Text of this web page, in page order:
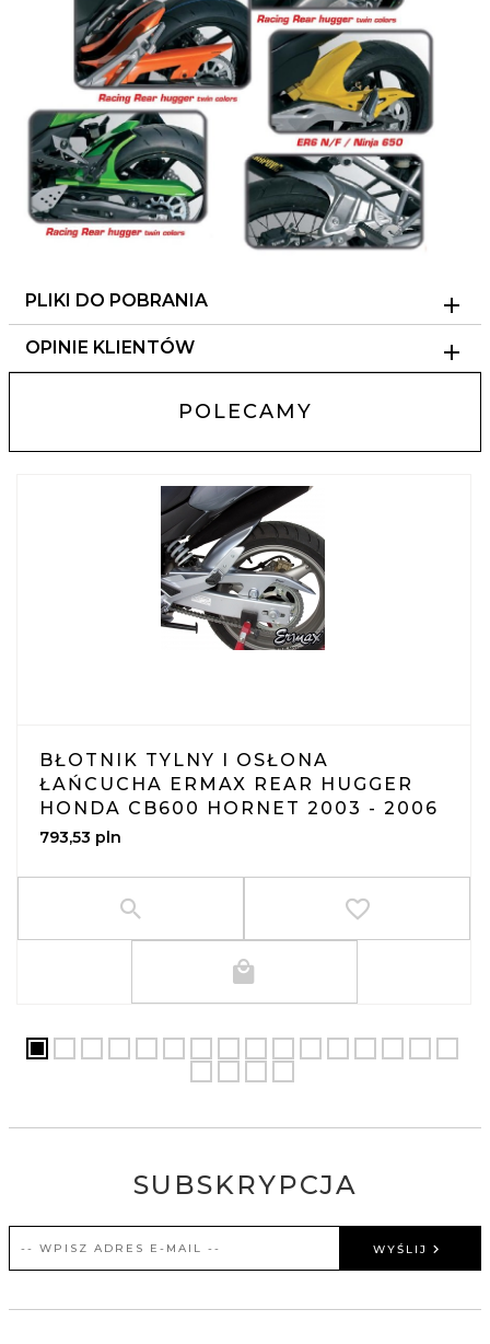
PLIKI DO POBRANIA
OPINIE KLIENTÓW
POLECAMY
BŁOTNIK TYLNY I OSŁONA
ŁAŃCUCHA ERMAX REAR HUGGER
HONDA CB600 HORNET 2003 - 2006
793,53 pln
SUBSKRYPCJA
WYŚLIJ